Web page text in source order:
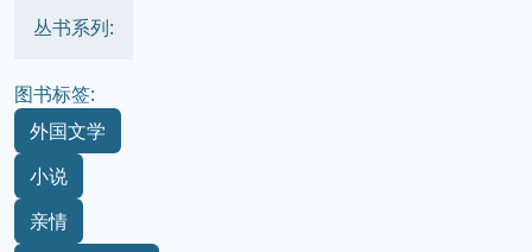
丛书系列:
图书标签:
外国文学
小说
亲情